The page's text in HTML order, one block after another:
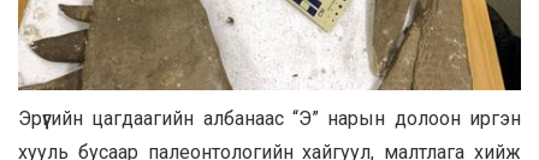
Эрүүгийн цагдаагийн албанаас “Э” нарын долоон иргэн
хууль бусаар палеонтологийн хайгуул, малтлага хийж